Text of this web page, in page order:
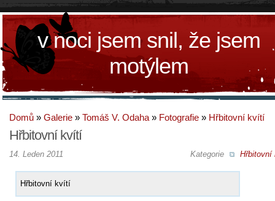
v noci jsem snil, že jsem
motýlem
Domů » Galerie » Tomáš V. Odaha » Fotografie » Hřbitovní kvítí
Hřbitovní kvítí
Kategorie Hřbitovní
14. Leden 2011
Hřbitovní kvítí